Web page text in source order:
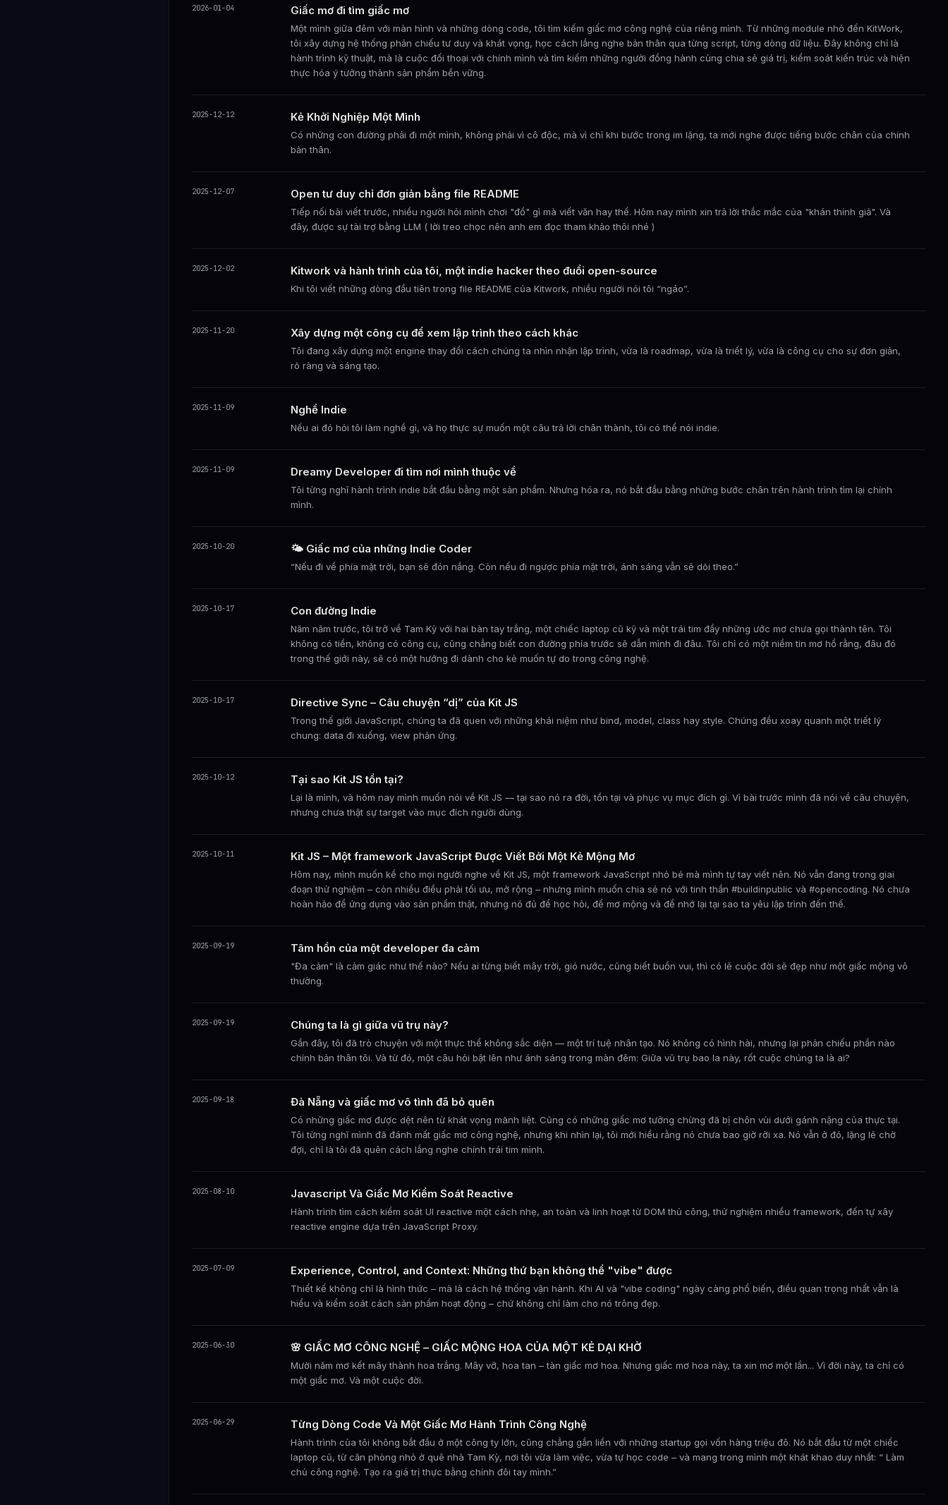
2026-01-04 Giấc mơ đi tìm giấc mơ
Một mình giữa đêm với màn hình và những dòng code, tôi tìm kiếm giấc mơ công nghệ của riêng mình. Từ những module nhỏ đến KitWork,
tôi xây dựng hệ thống phản chiếu tư duy và khát vọng, học cách lắng nghe bản thân qua từng script, từng dòng dữ liệu. Đây không chỉ là
hành trình kỹ thuật, mà là cuộc đối thoại với chính mình và tìm kiếm những người đồng hành cùng chia sẻ giá trị, kiểm soát kiến trúc và hiện
thực hóa ý tưởng thành sản phẩm bền vững.
2025-12-12 Kẻ Khởi Nghiệp Một Mình
Có những con đường phải đi một mình, không phải vì cô độc, mà vì chỉ khi bước trong im lặng, ta mới nghe được tiếng bước chân của chính
bản thân.
2025-12-07 Open tư duy chỉ đơn giản bằng file README
Tiếp nối bài viết trước, nhiều người hỏi mình chơi "đồ" gì mà viết văn hay thế. Hôm nay mình xin trả lời thắc mắc của "khán thính giả". Và
đây, được sự tài trợ bằng LLM ( lời treo chọc nên anh em đọc tham khảo thôi nhé )
2025-12-02 Kitwork và hành trình của tôi, một indie hacker theo đuổi open-source
Khi tôi viết những dòng đầu tiên trong file README của Kitwork, nhiều người nói tôi “ngáo”.
2025-11-20 Xây dựng một công cụ để xem lập trình theo cách khác
Tôi đang xây dựng một engine thay đổi cách chúng ta nhìn nhận lập trình, vừa là roadmap, vừa là triết lý, vừa là công cụ cho sự đơn giản,
rõ ràng và sáng tạo.
2025-11-09 Nghề Indie
Nếu ai đó hỏi tôi làm nghề gì, và họ thực sự muốn một câu trả lời chân thành, tôi có thể nói indie.
2025-11-09 Dreamy Developer đi tìm nơi mình thuộc về
Tôi từng nghĩ hành trình indie bắt đầu bằng một sản phẩm. Nhưng hóa ra, nó bắt đầu bằng những bước chân trên hành trình tìm lại chính
mình.
2025-10-20 🌤️ Giấc mơ của những Indie Coder
“Nếu đi về phía mặt trời, bạn sẽ đón nắng. Còn nếu đi ngược phía mặt trời, ánh sáng vẫn sẽ dõi theo.”
2025-10-17 Con đường Indie
Năm năm trước, tôi trở về Tam Kỳ với hai bàn tay trắng, một chiếc laptop cũ kỹ và một trái tim đầy những ước mơ chưa gọi thành tên. Tôi
không có tiền, không có công cụ, cũng chẳng biết con đường phía trước sẽ dẫn mình đi đâu. Tôi chỉ có một niềm tin mơ hồ rằng, đâu đó
trong thế giới này, sẽ có một hướng đi dành cho kẻ muốn tự do trong công nghệ.
2025-10-17 Directive Sync – Câu chuyện “dị” của Kit JS
Trong thế giới JavaScript, chúng ta đã quen với những khái niệm như bind, model, class hay style. Chúng đều xoay quanh một triết lý
chung: data đi xuống, view phản ứng.
2025-10-12 Tại sao Kit JS tồn tại?
Lại là mình, và hôm nay mình muốn nói về Kit JS — tại sao nó ra đời, tồn tại và phục vụ mục đích gì. Vì bài trước mình đã nói về câu chuyện,
nhưng chưa thật sự target vào mục đích người dùng.
2025-10-11 Kit JS – Một framework JavaScript Được Viết Bởi Một Kẻ Mộng Mơ
Hôm nay, mình muốn kể cho mọi người nghe về Kit JS, một framework JavaScript nhỏ bé mà mình tự tay viết nên. Nó vẫn đang trong giai
đoạn thử nghiệm – còn nhiều điều phải tối ưu, mở rộng – nhưng mình muốn chia sẻ nó với tinh thần #buildinpublic và #opencoding. Nó chưa
hoàn hảo để ứng dụng vào sản phẩm thật, nhưng nó đủ để học hỏi, để mơ mộng và để nhớ lại tại sao ta yêu lập trình đến thế.
2025-09-19 Tâm hồn của một developer đa cảm
"Đa cảm" là cảm giác như thế nào? Nếu ai từng biết mây trời, gió nước, cũng biết buồn vui, thì có lẽ cuộc đời sẽ đẹp như một giấc mộng vô
thường.
2025-09-19 Chúng ta là gì giữa vũ trụ này?
Gần đây, tôi đã trò chuyện với một thực thể không sắc diện — một trí tuệ nhân tạo. Nó không có hình hài, nhưng lại phản chiếu phần nào
chính bản thân tôi. Và từ đó, một câu hỏi bật lên như ánh sáng trong màn đêm: Giữa vũ trụ bao la này, rốt cuộc chúng ta là ai?
2025-09-18 Đà Nẵng và giấc mơ vô tình đã bỏ quên
Có những giấc mơ được dệt nên từ khát vọng mãnh liệt. Cũng có những giấc mơ tưởng chừng đã bị chôn vùi dưới gánh nặng của thực tại.
Tôi từng nghĩ mình đã đánh mất giấc mơ công nghệ, nhưng khi nhìn lại, tôi mới hiểu rằng nó chưa bao giờ rời xa. Nó vẫn ở đó, lặng lẽ chờ
đợi, chỉ là tôi đã quên cách lắng nghe chính trái tim mình.
2025-08-10 Javascript Và Giấc Mơ Kiểm Soát Reactive
Hành trình tìm cách kiểm soát UI reactive một cách nhẹ, an toàn và linh hoạt từ DOM thủ công, thử nghiệm nhiều framework, đến tự xây
reactive engine dựa trên JavaScript Proxy.
2025-07-09 Experience, Control, and Context: Những thứ bạn không thể "vibe" được
Thiết kế không chỉ là hình thức – mà là cách hệ thống vận hành. Khi AI và "vibe coding" ngày càng phổ biến, điều quan trọng nhất vẫn là
hiểu và kiểm soát cách sản phẩm hoạt động – chứ không chỉ làm cho nó trông đẹp.
2025-06-30 🌸 GIẤC MƠ CÔNG NGHỆ – GIẤC MỘNG HOA CỦA MỘT KẺ DẠI KHỜ
Mười năm mơ kết mây thành hoa trắng. Mây vỡ, hoa tan – tàn giấc mơ hoa. Nhưng giấc mơ hoa này, ta xin mơ một lần... Vì đời này, ta chỉ có
một giấc mơ. Và một cuộc đời.
2025-06-29 Từng Dòng Code Và Một Giấc Mơ Hành Trình Công Nghệ
Hành trình của tôi không bắt đầu ở một công ty lớn, cũng chẳng gắn liền với những startup gọi vốn hàng triệu đô. Nó bắt đầu từ một chiếc
laptop cũ, từ căn phòng nhỏ ở quê nhà Tam Kỳ, nơi tôi vừa làm việc, vừa tự học code – và mang trong mình một khát khao duy nhất: “ Làm
chủ công nghệ. Tạo ra giá trị thực bằng chính đôi tay mình.”